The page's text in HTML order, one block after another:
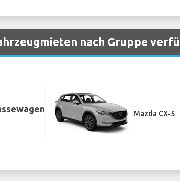
nach Gruppe
Mazda CX-5